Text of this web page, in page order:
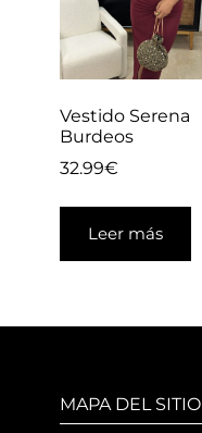
Vestido Serena
Burdeos
32.99€
Leer más
MAPA DEL SITIO